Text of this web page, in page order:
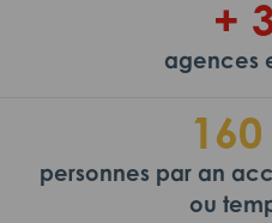
+
agences
personnes par an
ou